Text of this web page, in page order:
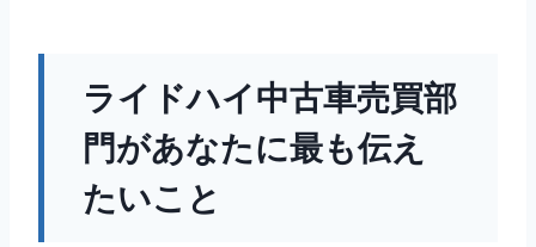
ライドハイ中古車売買部
門があなたに最も伝え
たいこと